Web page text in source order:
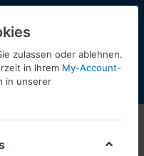
zulassen oder ablehnen.
in Ihrem My-Account-
in unserer